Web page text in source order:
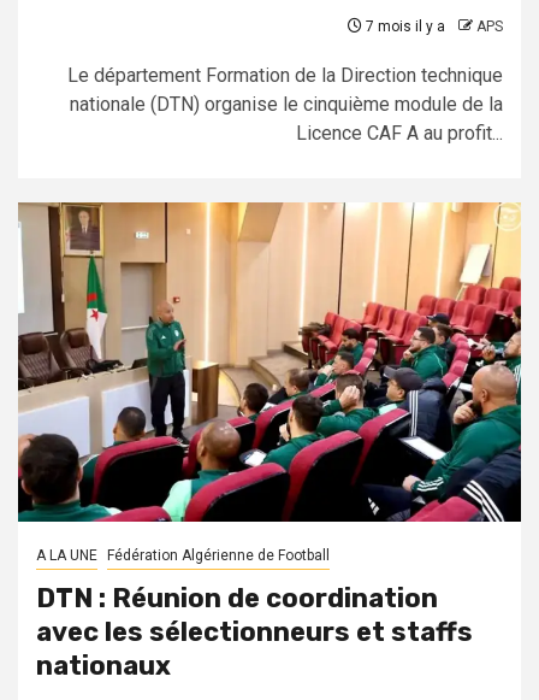
7 mois il y a APS
Le département Formation de la Direction technique
nationale (DTN) organise le cinquième module de la
Licence CAF A au profit...
A LA UNE Fédération Algérienne de Football
DTN : Réunion de coordination
avec les sélectionneurs et staffs
nationaux